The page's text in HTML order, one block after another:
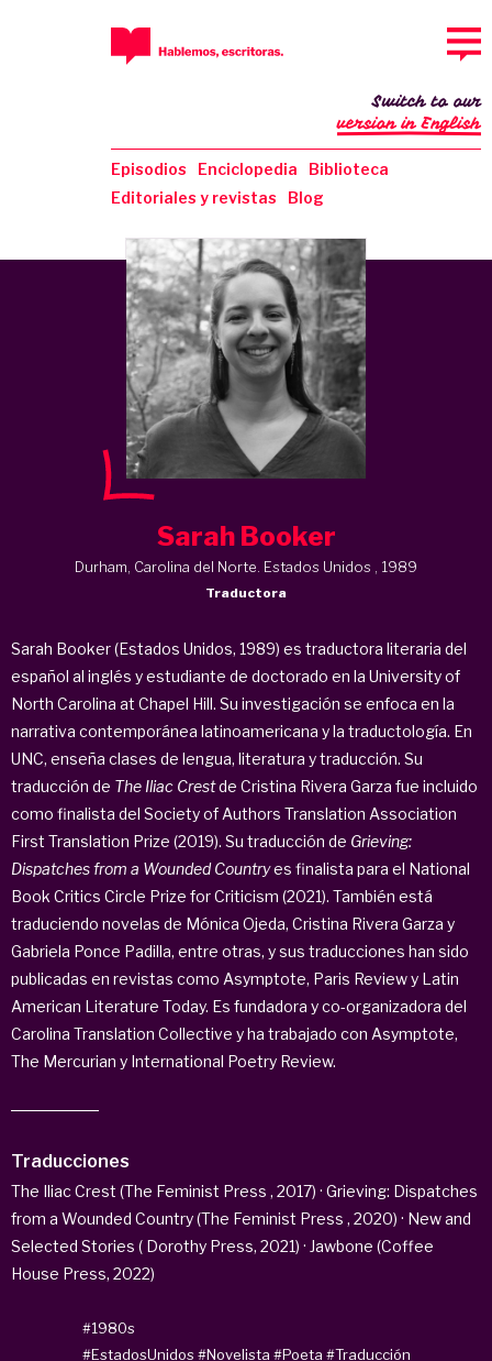
Episodios Enciclopedia
Biblioteca
Editoriales y revistas
Blog
Switch to our
version in English
Sarah Booker
Durham, Carolina del Norte. Estados Unidos , 1989
Traductora
Sarah Booker (Estados Unidos, 1989) es traductora literaria del
español al inglés y estudiante de doctorado en la University of
North Carolina at Chapel Hill. Su investigación se enfoca en la
narrativa contemporánea latinoamericana y la traductología. En
UNC, enseña clases de lengua, literatura y traducción. Su
traducción de The Iliac Crestde Cristina Rivera Garza fue incluido
como finalista del Society of Authors Translation Association
First Translation Prize (2019). Su traducción de Grieving:
Dispatches from a Wounded Countryes finalista para el National
Book Critics Circle Prize for Criticism (2021). También está
traduciendo novelas de Mónica Ojeda, Cristina Rivera Garza y
Gabriela Ponce Padilla, entre otras, y sus traducciones han sido
publicadas en revistas como Asymptote, Paris Review y Latin
American Literature Today. Es fundadora y co-organizadora del
Carolina Translation Collective y ha trabajado con Asymptote,
The Mercurian y International Poetry Review.
Traducciones
The Iliac Crest (The Feminist Press , 2017) · Grieving: Dispatches
from a Wounded Country (The Feminist Press , 2020) · New and
Selected Stories ( Dorothy Press, 2021) · Jawbone (Coffee
House Press, 2022)
#1980s
#EstadosUnidos #Novelista #Poeta #Traducción